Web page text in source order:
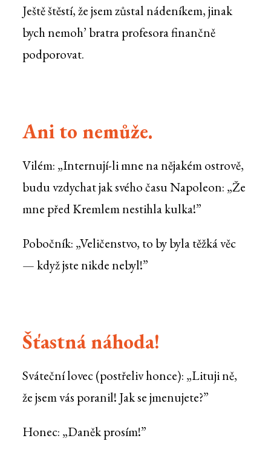
Ještě štěstí, že jsem zůstal nádeníkem, jinak
bych nemoh’ bratra profesora finančně
podporovat.
Ani to nemůže.
Vilém: „Internují-li mne na nějakém ostrově,
budu vzdychat jak svého času Napoleon: „Že
mne před Kremlem nestihla kulka!”
Pobočník: „Veličenstvo, to by byla těžká věc
— když jste nikde nebyl!”
Šťastná náhoda!
Sváteční lovec (postřeliv honce): „Lituji ně,
že jsem vás poranil! Jak se jmenujete?”
Honec: „Daněk prosím!”